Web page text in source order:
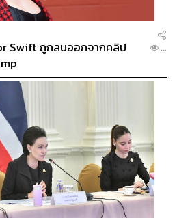
Swift ถูกลบออกจากคลิป
...